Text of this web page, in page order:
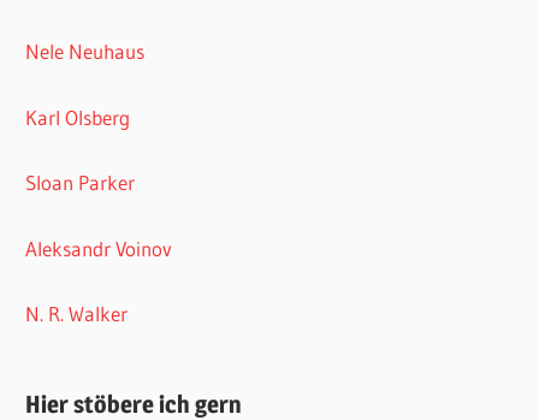
Nele Neuhaus
Karl Olsberg
Sloan Parker
Aleksandr Voinov
N. R. Walker
Hier stöbere ich gern